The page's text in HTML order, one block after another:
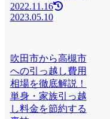
2022.11.16
2023.05.10
吹田市から高槻市
への引っ越し費用
相場を徹底解説！
単身・家族引っ越
し料金を節約する